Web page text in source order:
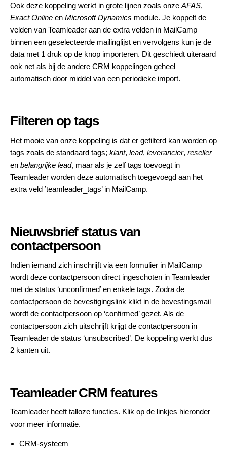
Ook deze koppeling werkt in grote lijnen zoals onzeAFAS,
Exact Online en Microsoft Dynamics module. Je koppelt de
velden van Teamleader aan de extra velden in MailCamp
binnen een geselecteerde mailinglijst en vervolgens kun je de
data met 1 druk op de knop importeren. Dit geschiedt uiteraard
ook net als bij de andere CRM koppelingen geheel
automatisch door middel van een periodieke import.
Filteren op tags
Het mooie van onze koppeling is dat er gefilterd kan worden op
tags zoals de standaard tags; klant, lead, leverancier, reseller
en belangrijke lead, maar als je zelf tags toevoegt in
Teamleader worden deze automatisch toegevoegd aan het
extra veld ’teamleader_tags’ in MailCamp.
Nieuwsbrief status van
contactpersoon
Indien iemand zich inschrijft via een formulier in MailCamp
wordt deze contactpersoon direct ingeschoten in Teamleader
met de status ‘unconfirmed’ en enkele tags. Zodra de
contactpersoon de bevestigingslink klikt in de bevestingsmail
wordt de contactpersoon op ‘confirmed’ gezet. Als de
contactpersoon zich uitschrijft krijgt de contactpersoon in
Teamleader de status ‘unsubscribed’. De koppeling werkt dus
2 kanten uit.
Teamleader CRM features
Teamleader heeft talloze functies. Klik op de linkjes hieronder
voor meer informatie.
CRM-systeem